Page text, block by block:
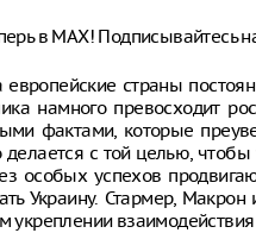
в MAX! Подписывайтесь
европейские страны
намного превосходит
фактами, которые
делается с той целью,
особых успехов
Украину. Стармер,
укреплении